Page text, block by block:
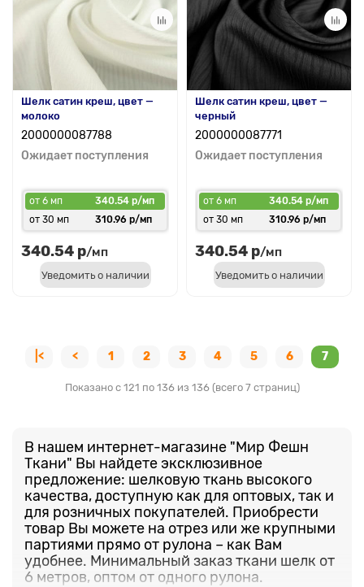
Шелк сатин креш, цвет —
молоко
2000000087788
Ожидает поступления
от 6 мп
340.54 р/мп
от 30 мп
310.96 р/мп
340.54 р/мп
Уведомить о наличии
Шелк сатин креш, цвет —
черный
2000000087771
Ожидает поступления
от 6 мп
340.54 р/мп
от 30 мп
310.96 р/мп
340.54 р/мп
Уведомить о наличии
|< < 1 2 3 4 5 6 7
Показано с 121 по 136 из 136 (всего 7 страниц)
В нашем интернет-магазине "Мир Фешн
Ткани" Вы найдете эксклюзивное
предложение: шелковую ткань высокого
качества, доступную как для оптовых, так и
для розничных покупателей. Приобрести
товар Вы можете на отрез или же крупными
партиями прямо от рулона – как Вам
удобнее. Минимальный заказ ткани шелк от
6 метров, оптом от одного рулона.